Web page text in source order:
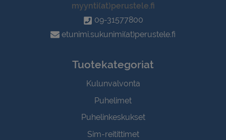
myynti(at)perustele.fi
09-31577800
etunimi.sukunimi(at)perustele.fi
Tuotekategoriat
Kulunvalvonta
Puhelimet
Puhelinkeskukset
Sim-reitittimet